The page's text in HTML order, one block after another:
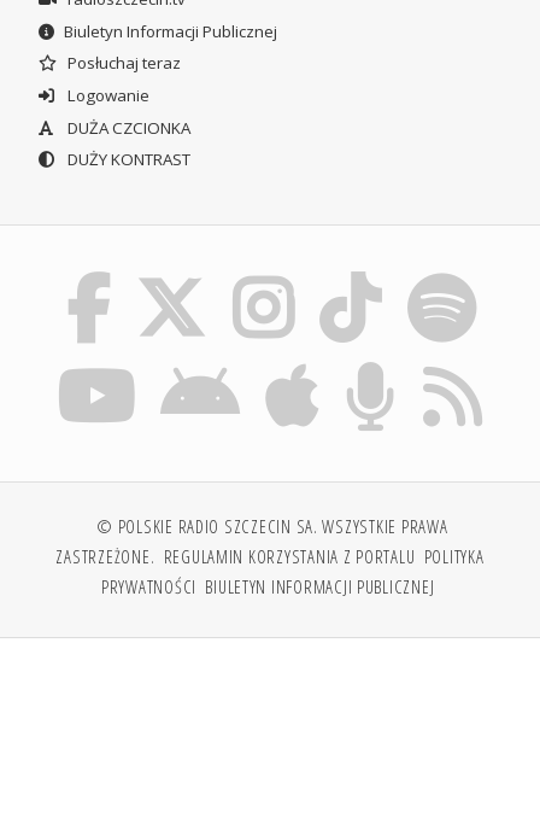
Biuletyn Informacji Publicznej
Posłuchaj teraz
Logowanie
DUŻA CZCIONKA
DUŻY KONTRAST
© POLSKIE RADIO SZCZECIN SA. WSZYSTKIE PRAWA
ZASTRZEŻONE. REGULAMIN KORZYSTANIA Z PORTALU POLITYKA
PRYWATNOŚCI BIULETYN INFORMACJI PUBLICZNEJ